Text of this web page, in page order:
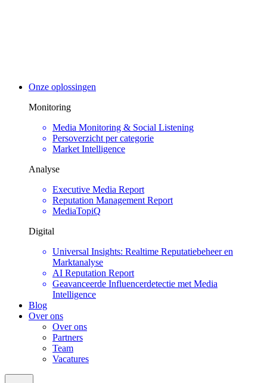
Onze oplossingen
Monitoring
Media Monitoring & Social Listening
Persoverzicht per categorie
Market Intelligence
Analyse
Executive Media Report
Reputation Management Report
MediaTopiQ
Digital
Universal Insights: Realtime Reputatiebeheer en
Marktanalyse
AI Reputation Report
Geavanceerde Influencerdetectie met Media
Intelligence
Blog
Over ons
Over ons
Partners
Team
Vacatures